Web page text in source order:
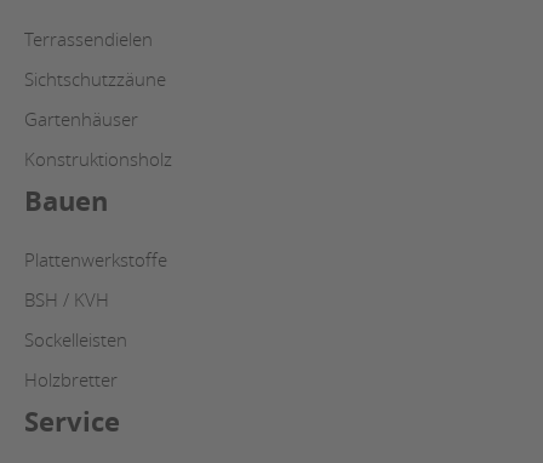
Terrassendielen
Sichtschutzzäune
Gartenhäuser
Konstruktionsholz
Bauen
Plattenwerkstoffe
BSH / KVH
Sockelleisten
Holzbretter
Service